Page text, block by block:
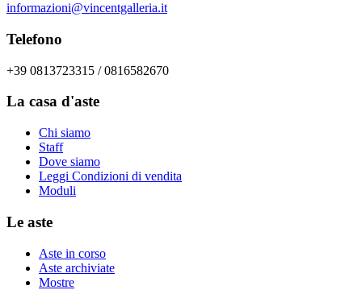
informazioni@vincentgalleria.it
Telefono
+39 0813723315 / 0816582670
La casa d'aste
Chi siamo
Staff
Dove siamo
Leggi Condizioni di vendita
Moduli
Le aste
Aste in corso
Aste archiviate
Mostre